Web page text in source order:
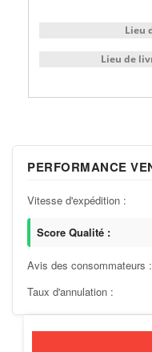
Lieu
Lieu de
PERFORMANCE
Vitesse d'expédition :
Score Qualité :
Avis des consommateurs :
Taux d'annulation :